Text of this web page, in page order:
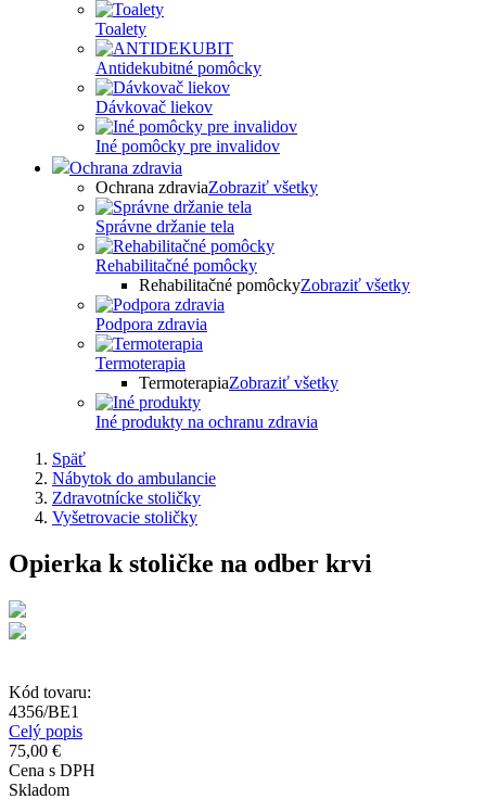
Toalety
Antidekubitné pomôcky
Dávkovač liekov
Iné pomôcky pre invalidov
Ochrana zdravia
Ochrana zdraviaZobraziť všetky
Správne držanie tela
Rehabilitačné pomôcky
Rehabilitačné pomôckyZobraziť všetky
Podpora zdravia
Termoterapia
TermoterapiaZobraziť všetky
Iné produkty na ochranu zdravia
Späť
Nábytok do ambulancie
Zdravotnícke stoličky
Vyšetrovacie stoličky
Opierka k stoličke na odber krvi
Kód tovaru:
4356/BE1
Celý popis
75,00 €
Cena s DPH
Skladom